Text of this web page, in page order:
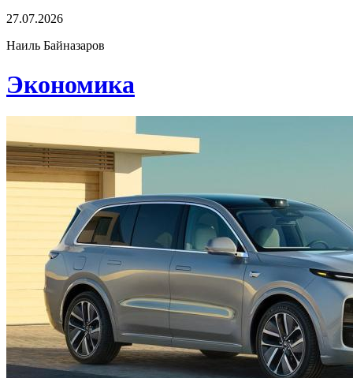
27.07.2026
Наиль Байназаров
Экономика